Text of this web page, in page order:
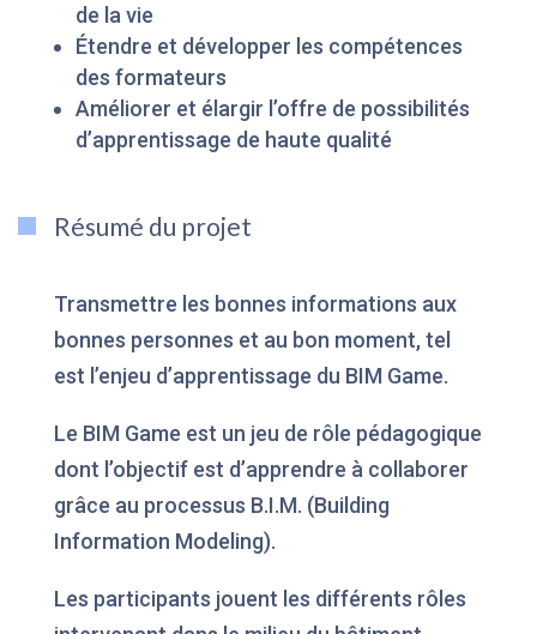
de la vie
Étendre et développer les compétences
des formateurs
Améliorer et élargir l’offre de possibilités
d’apprentissage de haute qualité
Résumé du projet
Transmettre les bonnes informations aux
bonnes personnes et au bon moment, tel
est l’enjeu d’apprentissage du BIM Game.
Le BIM Game est un jeu de rôle pédagogique
dont l’objectif est d’apprendre à collaborer
grâce au processus B.I.M. (Building
Information Modeling).
Les participants jouent les différents rôles